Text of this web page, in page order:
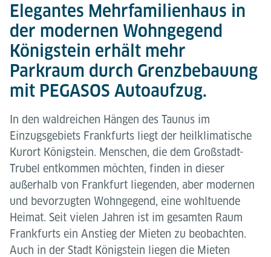
Elegantes Mehrfamilienhaus in
der modernen Wohngegend
Königstein erhält mehr
Parkraum durch Grenzbebauung
mit PEGASOS Autoaufzug.
In den waldreichen Hängen des Taunus im
Einzugsgebiets Frankfurts liegt der heilklimatische
Kurort Königstein. Menschen, die dem Großstadt-
Trubel entkommen möchten, finden in dieser
außerhalb von Frankfurt liegenden, aber modernen
und bevorzugten Wohngegend, eine wohltuende
Heimat. Seit vielen Jahren ist im gesamten Raum
Frankfurts ein Anstieg der Mieten zu beobachten.
Auch in der Stadt Königstein liegen die Mieten